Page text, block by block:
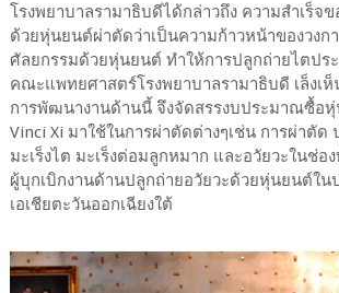
โรงพยาบาลรามาธิบดีได้กล่าวถึง ความสำเร็จ
ด้วยหุ่นยนต์ผ่าตัดว่าเป็นความก้าวหน้าของวงก
ศัลยกรรมด้วยหุ่นยนต์ ทำให้การปลูกถ่ายไตปร
คณะแพทยศาสตร์โรงพยาบาลรามาธิบดี เล็งเ
การพัฒนางานด้านนี้ จึงจัดสรรงบประมาณซื้อ
Vinci Xi มาใช้ในการผ่าตัดต่างๆเช่น การผ่าตัด
มะเร็งไต มะเร็งต่อมลูกหมาก และอวัยวะในช่อ
ผู้บุกเบิกงานด้านปลูกถ่ายอวัยวะด้วยหุ่นยนต์ใน
เอเชียตะวันออกเฉียงใต้